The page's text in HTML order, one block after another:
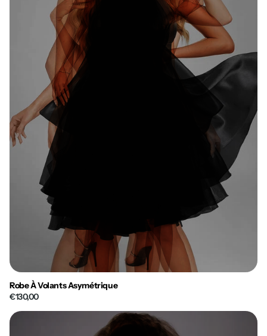
Robe À Volants Asymétrique
€130,00